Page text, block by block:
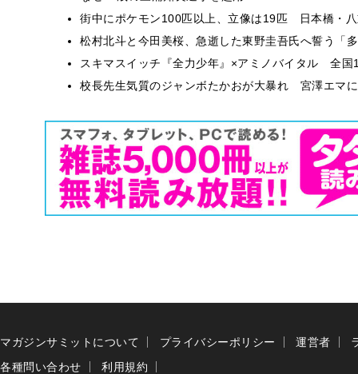
街中にポケモン100匹以上、立像は19匹 日本橋・
松村北斗と今田美桜、急逝した東野圭吾氏へ誓う「
スキマスイッチ『全力少年』×アミノバイタル 全国
校長先生気質のジャンボたかおが大暴れ 宮澤エマ
マガジンサミットについて プライバシーポリシー 運営者
各種問い合わせ
利用規約